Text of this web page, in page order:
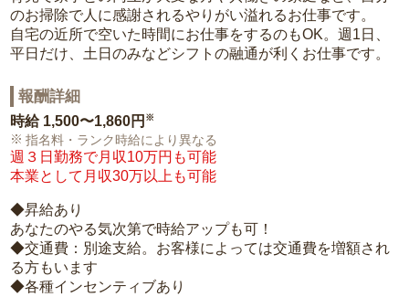
のお掃除で人に感謝されるやりがい溢れるお仕事です。
自宅の近所で空いた時間にお仕事をするのもOK。週1日、
平日だけ、土日のみなどシフトの融通が利くお仕事です。
報酬詳細
時給 1,500〜1,860円 ※
指名料・ランク時給により異なる
週３日勤務で月収10万円も可能
本業として月収30万以上も可能
◆昇給あり
あなたのやる気次第で時給アップも可！
◆交通費：別途支給。お客様によっては交通費を増額され
る方もいます
◆各種インセンティブあり